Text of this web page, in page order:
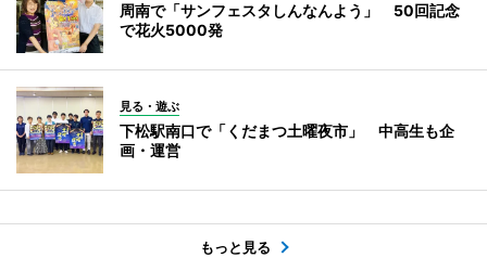
周南で「サンフェスタしんなんよう」 50回記念
で花火5000発
見る・遊ぶ
下松駅南口で「くだまつ土曜夜市」 中高生も企
画・運営
もっと見る